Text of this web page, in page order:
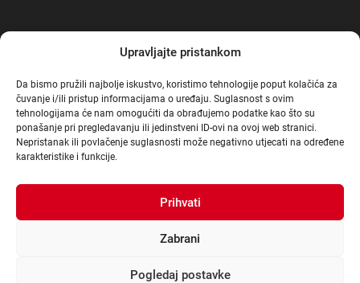
Upravljajte pristankom
Da bismo pružili najbolje iskustvo, koristimo tehnologije poput kolačića za
čuvanje i/ili pristup informacijama o uređaju. Suglasnost s ovim
tehnologijama će nam omogućiti da obrađujemo podatke kao što su
ponašanje pri pregledavanju ili jedinstveni ID-ovi na ovoj web stranici.
Nepristanak ili povlačenje suglasnosti može negativno utjecati na određene
karakteristike i funkcije.
Prihvati
Zabrani
Pogledaj postavke